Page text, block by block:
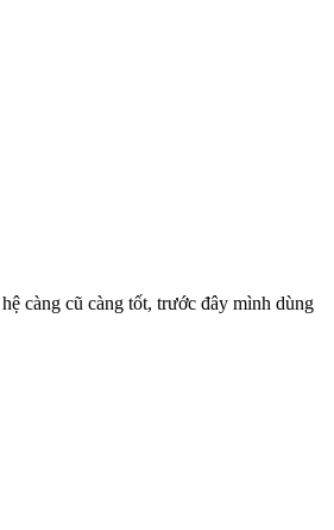
càng cũ càng tốt, trước đây mình dùng